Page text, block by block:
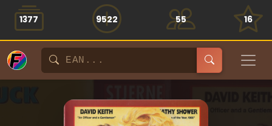
1377 9522 55 16